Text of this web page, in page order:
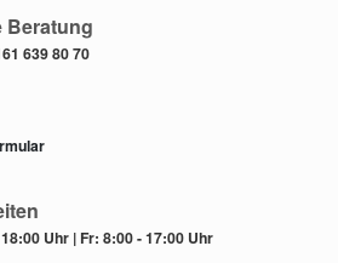
Beratung
639 80 70
Uhr | Fr: 8:00 - 17:00 Uhr